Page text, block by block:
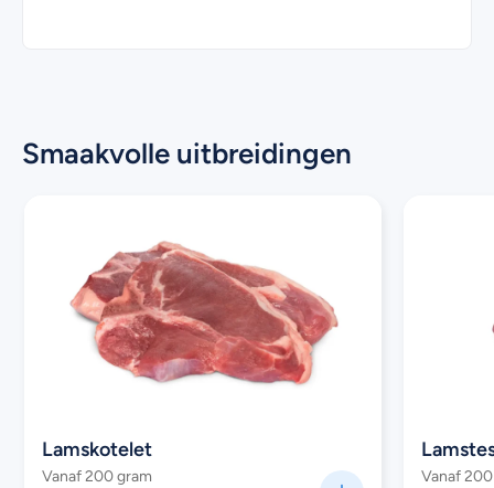
Smaakvolle uitbreidingen
Lamskotelet
Vanaf 200 gram Vanaf